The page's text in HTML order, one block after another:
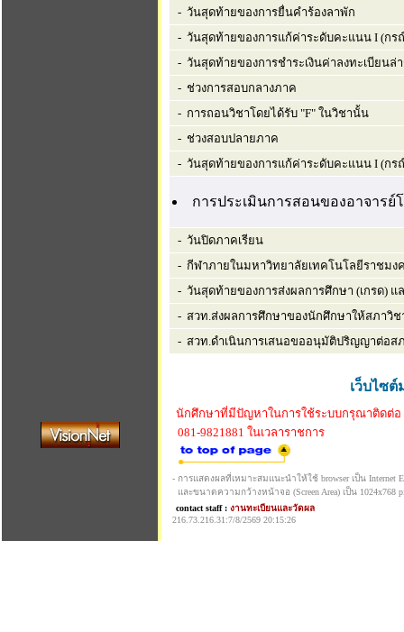
- วันสุดท้ายของการยื่นคำร้องลาพัก
- วันสุดท้ายของการแก้ค่าระดับคะแนน I (กร
- วันสุดท้ายของการชำระเงินค่าลงทะเบียนล่
- ช่วงการสอบกลางภาค
- การถอนวิชาโดยได้รับ "F" ในวิชานั้น
- ช่วงสอบปลายภาค
- วันสุดท้ายของการแก้ค่าระดับคะแนน I (กร
การประเมินการสอนของอาจารย์
- วันปิดภาคเรียน
- กีฬาภายในมหาวิทยาลัยเทคโนโลยีราชมง
- วันสุดท้ายของการส่งผลการศึกษา (เกรด)
- สวท.ส่งผลการศึกษาของนักศึกษาให้สภาวิ
- สวท.ดำเนินการเสนอขออนุมัติปริญญาต่อส
เว็บไซ
นักศึกษาที่มีปัญหาในการใช้ระบบกรุณาติดต่อ
081-9821881 ในเวลาราชการ
- การแสดงผลที่เหมาะสมแนะนำให้ใช้ browser เป็น Internet
และขนาดความกว้างหน้าจอ (Screen Area) เป็น 1024x768
contact staff : งานทะเบียนและวัดผล
216.73.216.31:7/8/2569 20:15:26